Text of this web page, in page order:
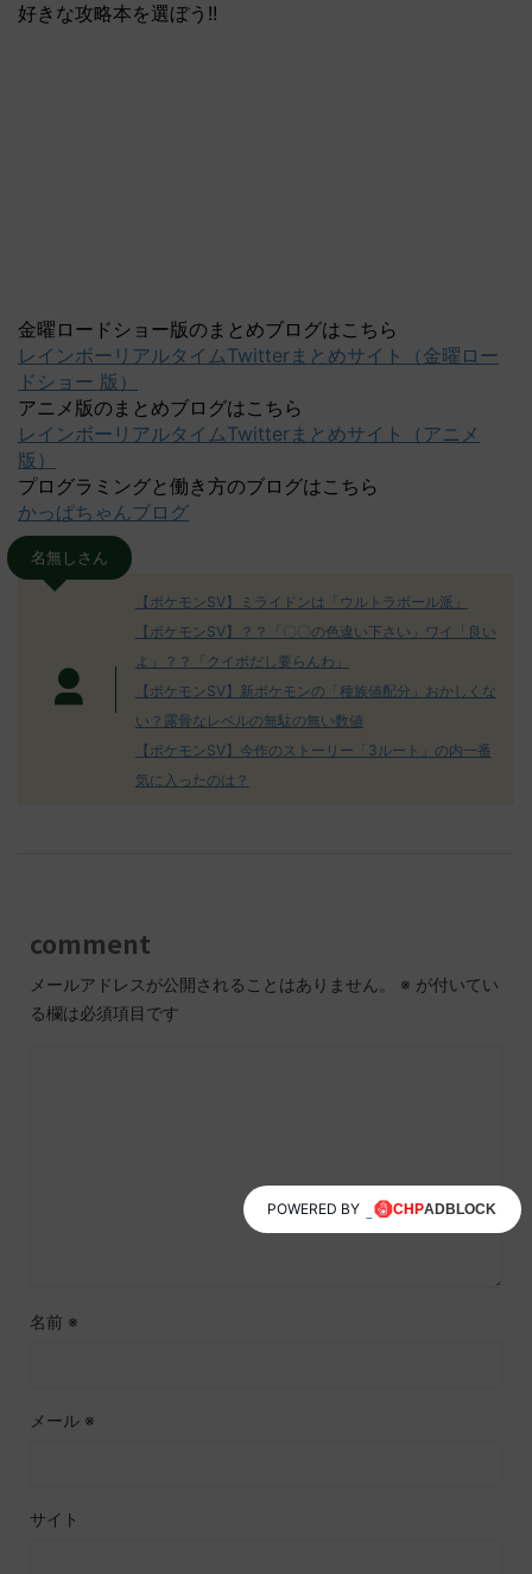
好きな攻略本を選ぼう!!
金曜ロードショー版のまとめブログはこちら
レインボーリアルタイムTwitterまとめサイト（金曜ロー
ドショー 版）
アニメ版のまとめブログはこちら
レインボーリアルタイムTwitterまとめサイト（アニメ
版）
プログラミングと働き方のブログはこちら
かっぱちゃんブログ
名無しさん
【ポケモンSV】ミライドンは「ウルトラボール派」
【ポケモンSV】？？「〇〇の色違い下さい」ワイ「良い
よ」？？「クイボだし要らんわ」
【ポケモンSV】新ポケモンの「種族値配分」おかしくな
い？露骨なレベルの無駄の無い数値
【ポケモンSV】今作のストーリー「3ルート」の内一番
気に入ったのは？
comment
メールアドレスが公開されることはありません。 ※ が付いてい
る欄は必須項目です
名前 ※
メール ※
サイト
POWERED BY